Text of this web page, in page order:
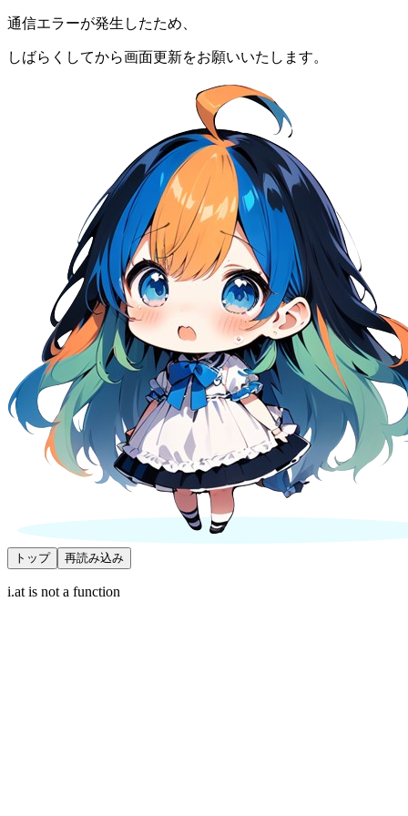
通信エラーが発生したため、
しばらくしてから画面更新をお願いいたします。
トップ 再読み込み
i.at is not a function